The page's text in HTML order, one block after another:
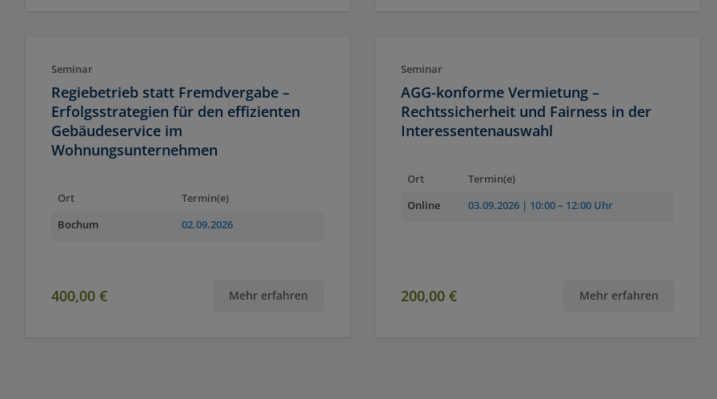
Seminar
Regiebetrieb statt Fremdvergabe –
Erfolgsstrategien für den effizienten
Gebäudeservice im
Wohnungsunternehmen
Ort
Termin(e)
Bochum
02.09.2026
400,00 € Mehr erfahren
Seminar
AGG-konforme Vermietung –
Rechtssicherheit und Fairness in der
Interessentenauswahl
Ort
Termin(e)
Online
03.09.2026 | 10:00 – 12:00 Uhr
200,00 € Mehr erfahren